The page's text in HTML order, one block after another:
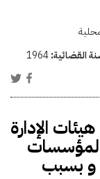
القضائية:1964
الإدارة
المؤسسات
و بسبب